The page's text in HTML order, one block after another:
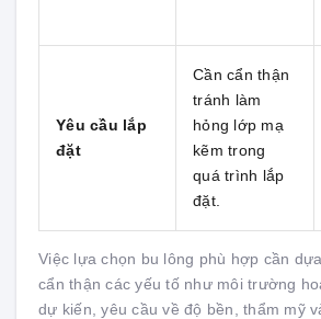
Yêu cầu lắp
đặt
Cần cẩn thận
tránh làm
hỏng lớp mạ
kẽm trong
quá trình lắp
đặt.
Việc lựa chọn bu lông phù hợp cần
cẩn thận các yếu tố như môi trường
dự kiến, yêu cầu về độ bền, thẩm mỹ